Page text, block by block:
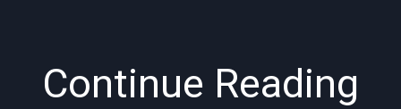
Continue Reading